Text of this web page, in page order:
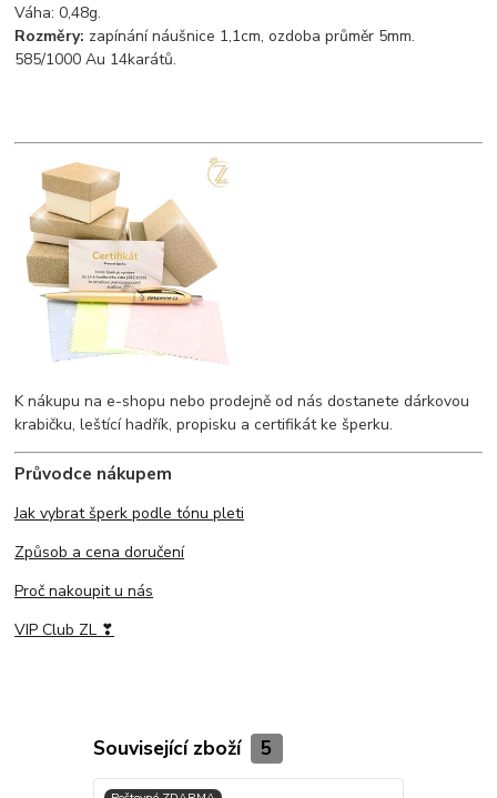
Váha: 0,48g.
Rozměry: zapínání náušnice 1,1cm, ozdoba průměr 5mm.
585/1000 Au 14karátů.
K nákupu na e-shopu nebo prodejně od nás dostanete dárkovou
krabičku, leštící hadřík, propisku a certifikát ke šperku.
Průvodce nákupem
Jak vybrat šperk podle tónu pleti
Způsob a cena doručení
Proč nakoupit u nás
VIP Club ZL ❣
Související zboží 5